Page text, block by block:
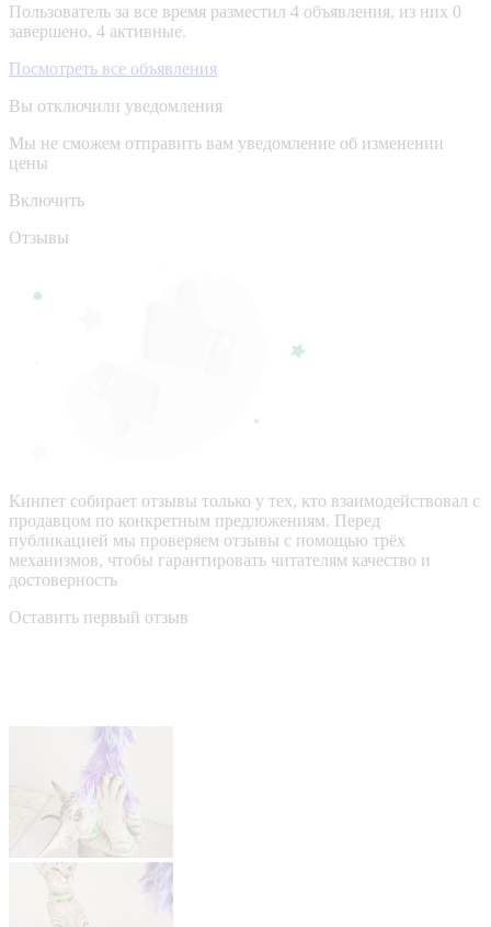
Пользователь за все время разместил 4 объявления, из них 0
завершено, 4 активные.
Посмотреть все объявления
Вы отключили уведомления
Мы не сможем отправить вам уведомление об изменении
цены
Включить
Отзывы
Кинпет собирает отзывы только у тех, кто взаимодействовал с
продавцом по конкретным предложениям. Перед
публикацией мы проверяем отзывы с помощью трёх
механизмов, чтобы гарантировать читателям качество и
достоверность
Оставить первый отзыв